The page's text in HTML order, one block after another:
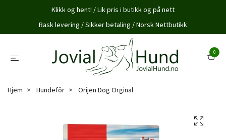
Klikk og hent! / Lik pris i butikk og på nett
Rask levering / Sikker betaling / Norsk Nettbutikk
0
Hjem Hundefôr Orijen Dog Orginal